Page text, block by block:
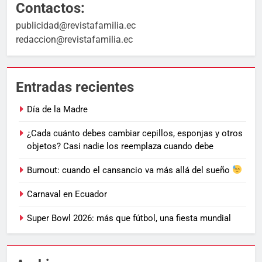
Contactos:
publicidad@revistafamilia.ec
redaccion@revistafamilia.ec
Entradas recientes
Día de la Madre
¿Cada cuánto debes cambiar cepillos, esponjas y otros
objetos? Casi nadie los reemplaza cuando debe
Burnout: cuando el cansancio va más allá del sueño
Carnaval en Ecuador
Super Bowl 2026: más que fútbol, una fiesta mundial